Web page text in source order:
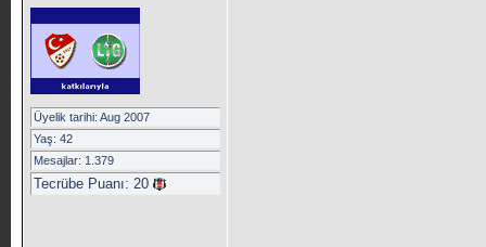
Üyelik tarihi: Aug 2007
Yaş: 42
Mesajlar: 1.379
Tecrübe Puanı: 20